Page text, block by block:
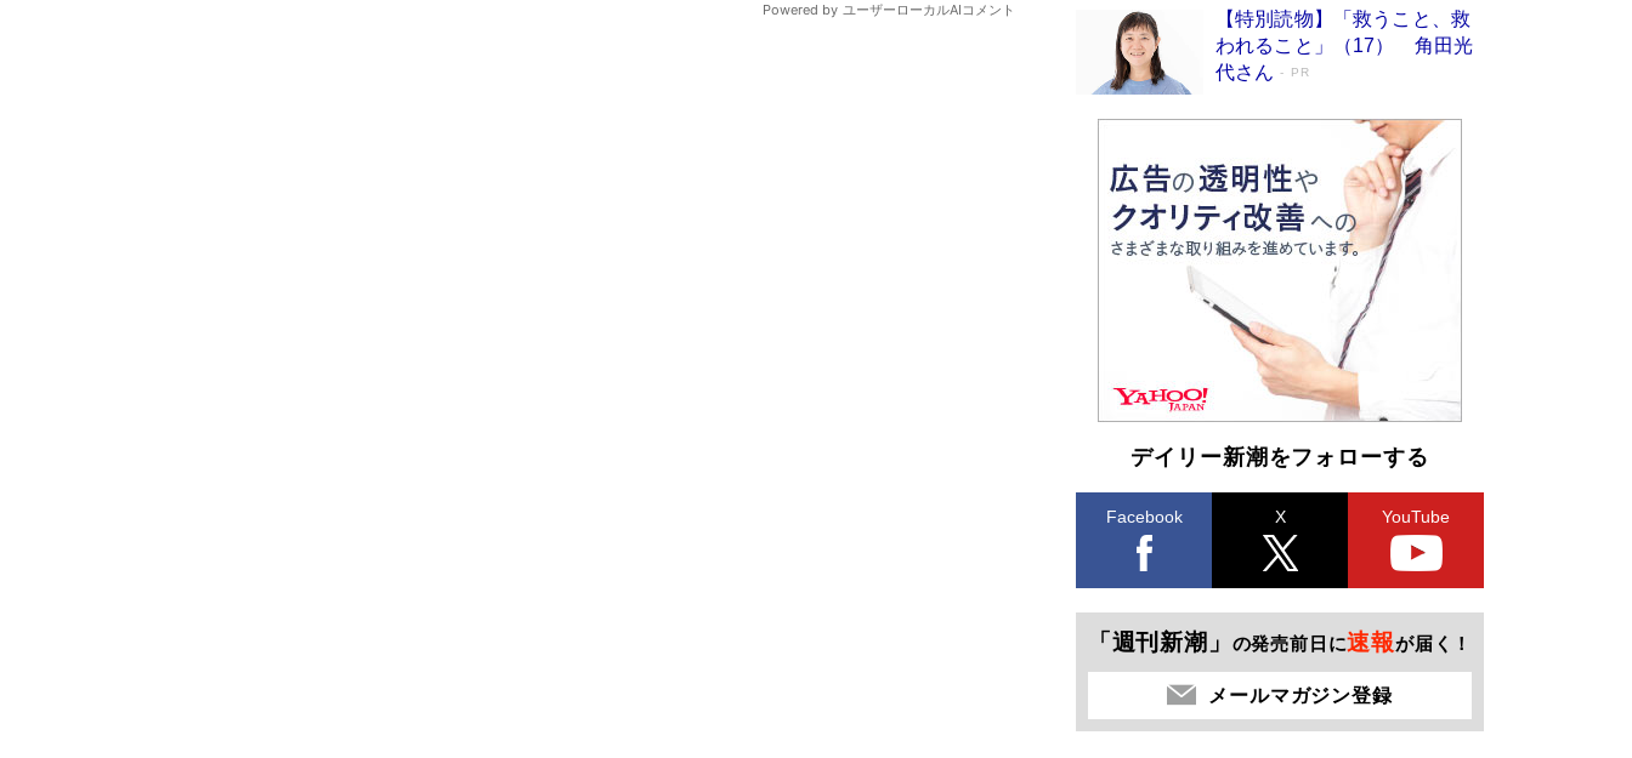
【特別読物】「救うこと、救
われること」（17） 角田光
代さん
PR
デイリー新潮をフォローする
Facebook X YouTube
「週刊新潮」 の発売前日に速報が届く！
メールマガジン登録